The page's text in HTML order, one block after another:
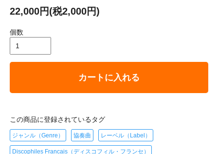
22,000円(税2,000円)
個数
カートに入れる
この商品に登録されているタグ
ジャンル（Genre） 協奏曲 レーベル（Label）
Discophiles Francais（ディスコフィル・フランセ）